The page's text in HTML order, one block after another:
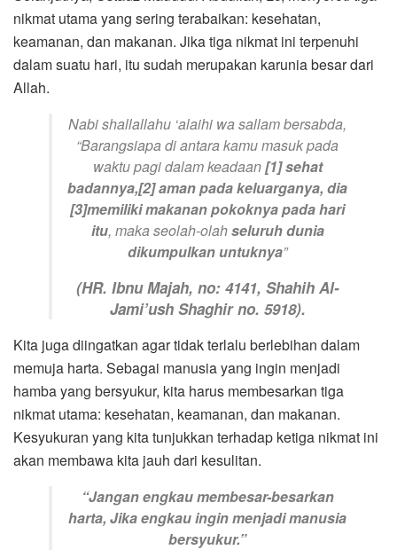
nikmat utama yang sering terabaikan: kesehatan,
keamanan, dan makanan. Jika tiga nikmat ini terpenuhi
dalam suatu hari, itu sudah merupakan karunia besar dari
Allah.
Nabishallallahu ‘alaihi wa sallambersabda,
“Barangsiapa di antara kamu masuk pada
waktu pagi dalam keadaan[1] sehat
badannya,[2] aman pada keluarganya, dia
[3]memiliki makanan pokoknya pada hari
itu, maka seolah-olahseluruh dunia
dikumpulkan untuknya”
(HR. Ibnu Majah, no: 4141, Shahih Al-
Jami’ush Shaghirno. 5918).
Kita juga diingatkan agar tidak terlalu berlebihan dalam
memuja harta. Sebagai manusia yang ingin menjadi
hamba yang bersyukur, kita harus membesarkan tiga
nikmat utama: kesehatan, keamanan, dan makanan.
Kesyukuran yang kita tunjukkan terhadap ketiga nikmat ini
akan membawa kita jauh dari kesulitan.
“Jangan engkau membesar-besarkan
harta, Jika engkau ingin menjadi manusia
bersyukur.”